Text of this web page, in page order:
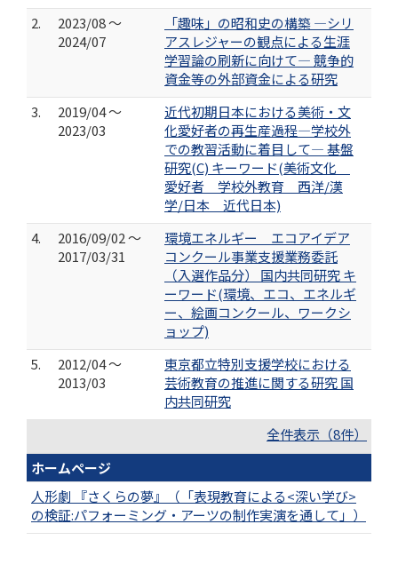
2.
2023/08 ～
2024/07
「趣味」の昭和史の構築 —シリ
アスレジャーの観点による生涯
学習論の刷新に向けて― 競争的
資金等の外部資金による研究
3.
2019/04 ～
2023/03
近代初期日本における美術・文
化愛好者の再生産過程―学校外
での教習活動に着目して― 基盤
研究(C) キーワード(美術文化
愛好者 学校外教育 西洋/漢
学/日本 近代日本)
4.
2016/09/02 ～
2017/03/31
環境エネルギー エコアイデア
コンクール事業支援業務委託
（入選作品分） 国内共同研究 キ
ーワード(環境、エコ、エネルギ
ー、絵画コンクール、ワークシ
ョップ)
5.
2012/04 ～
2013/03
東京都立特別支援学校における
芸術教育の推進に関する研究 国
内共同研究
全件表示（8件）
ホームページ
人形劇 『さくらの夢』（「表現教育による<深い学び>
の検証:パフォーミング・アーツの制作実演を通して」）